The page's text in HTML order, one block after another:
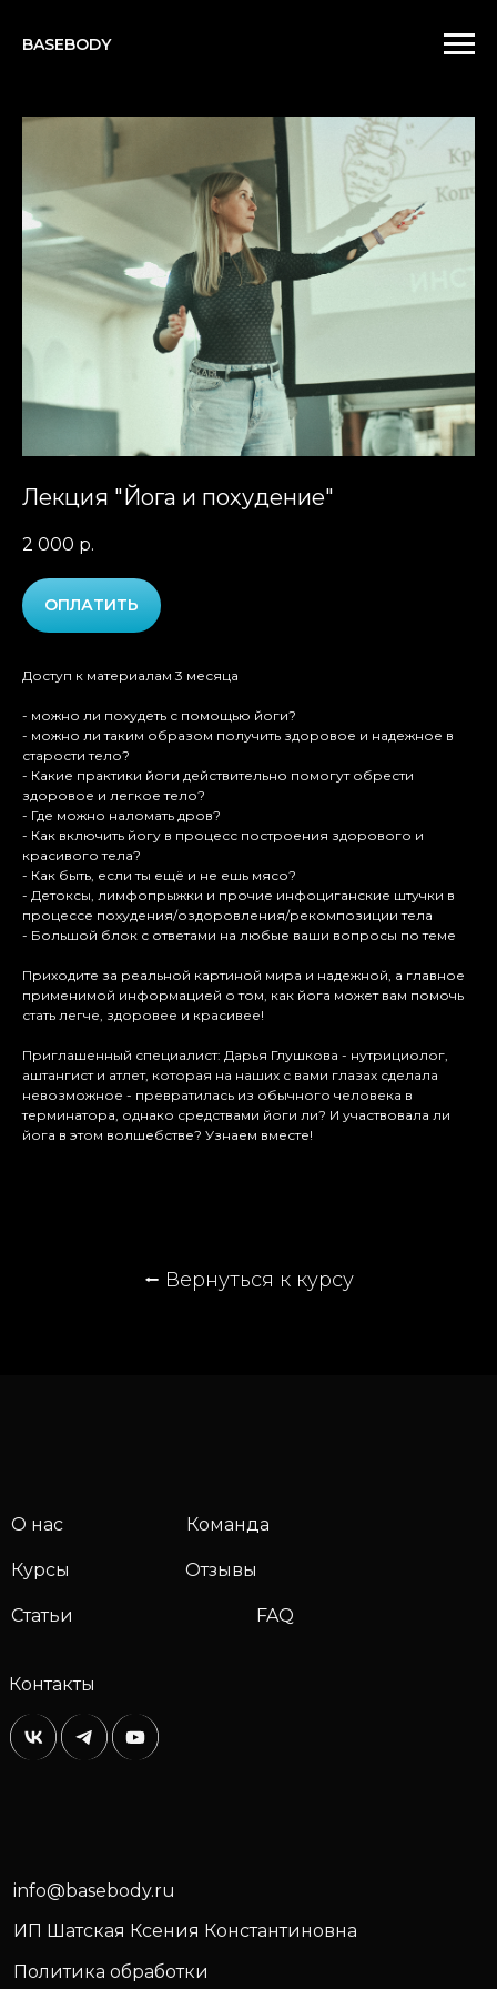
BASEBODY
Лекция "Йога и похудение"
2 000 р.
ОПЛАТИТЬ
Доступ к материалам 3 месяца
- можно ли похудеть с помощью йоги?
- можно ли таким образом получить здоровое и надежное в
старости тело?
- Какие практики йоги действительно помогут обрести
здоровое и легкое тело?
- Где можно наломать дров?
- Как включить йогу в процесс построения здорового и
красивого тела?
- Как быть, если ты ещё и не ешь мясо?
- Детоксы, лимфопрыжки и прочие инфоциганские штучки в
процессе похудения/оздоровления/рекомпозиции тела
- Большой блок с ответами на любые ваши вопросы по теме
Приходите за реальной картиной мира и надежной, а главное
применимой информацией о том, как йога может вам помочь
стать легче, здоровее и красивее!
Приглашенный специалист: Дарья Глушкова - нутрициолог,
аштангист и атлет, которая на наших с вами глазах сделала
невозможное - превратилась из обычного человека в
терминатора, однако средствами йоги ли? И участвовала ли
йога в этом волшебстве? Узнаем вместе!
⭠ Вернуться к курсу
О нас
Курсы
Статьи
Команда
Отзывы
FAQ
Контакты
ИП Шатская Ксения Константиновна
Политика обработки
info@basebody.ru